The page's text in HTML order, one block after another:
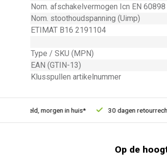
Nom. afschakelvermogen Icn EN
Nom. stoothoudspanning (Uimp)
ETIMAT B16 2191104
Type / SKU (MPN)
EAN (GTIN-13)
Klusspullen artikelnummer
besteld, morgen in huis* 30 dagen retourrecht
Op de